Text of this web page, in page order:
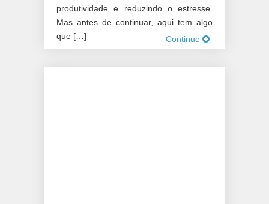
produtividade e reduzindo o estresse.
Mas antes de continuar, aqui tem algo
que […]
Continue